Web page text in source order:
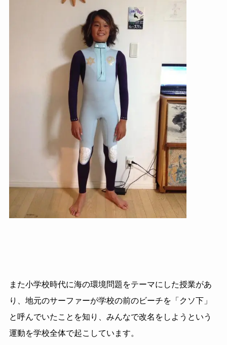
また小学校時代に海の環境問題をテーマにした授業があ
り、地元のサーファーが学校の前のビーチを「クソ下」
と呼んでいたことを知り、みんなで改名をしようという
運動を学校全体で起こしています。